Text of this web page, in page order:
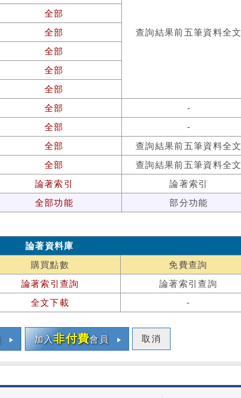
查詢結果前五筆資料全文
全部
全部
全部
全部
全部
全部
-
全部
-
全部
查詢結果前五筆資料全文
全部
查詢結果前五筆資料全文
論著索引
論著索引
全部功能 部分功能
論著資料庫
購買點數 免費查詢
論著索引查詢
論著索引查詢
全文下載
-
加入非付費會員 取消